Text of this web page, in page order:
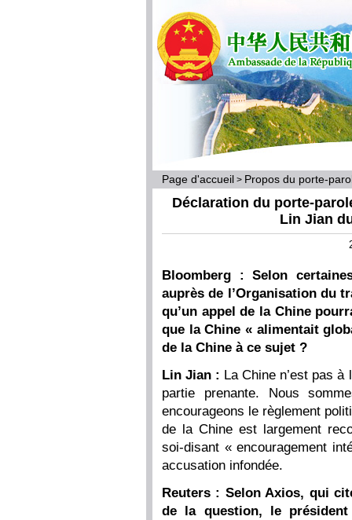
Page d'accueil > Propos du porte-
Déclaration du porte-
Lin Jian
Bloomberg : Selon
auprès de l’Organisation du
qu’un appel de la Chine
que la Chine « alimentait
de la Chine à ce sujet ?
Lin Jian : La Chine n’est pas à
partie prenante. Nous
encourageons le règlement
de la Chine est largement
soi-disant « encouragement
accusation infondée.
Reuters : Selon Axios, qui
de la question, le